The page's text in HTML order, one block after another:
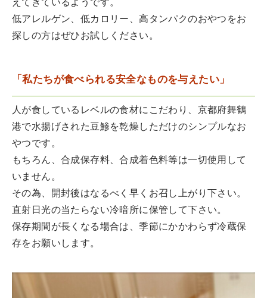
えてきているようです。
低アレルゲン、低カロリー、高タンパクのおやつをお
探しの方はぜひお試しください。
「私たちが食べられる安全なものを与えたい」
人が食しているレベルの食材にこだわり、京都府舞鶴
港で水揚げされた豆鯵を乾燥しただけのシンプルなお
やつです。
もちろん、合成保存料、合成着色料等は一切使用して
いません。
その為、開封後はなるべく早くお召し上がり下さい。
直射日光の当たらない冷暗所に保管して下さい。
保存期間が長くなる場合は、季節にかかわらず冷蔵保
存をお願いします。